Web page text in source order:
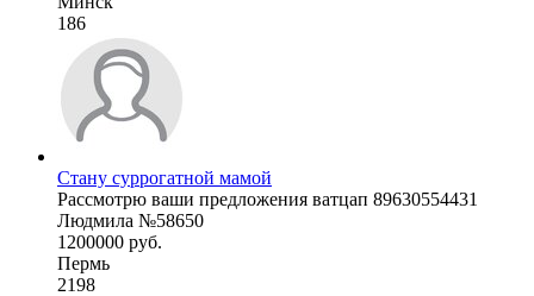
186
Стану суррогатной мамой
Рассмотрю ваши предложения ватцап 89630554431
Людмила №58650
1200000 руб.
Пермь
2198